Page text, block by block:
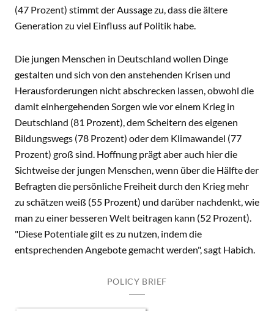
(47 Prozent) stimmt der Aussage zu, dass die ältere
Generation zu viel Einfluss auf Politik habe.
Die jungen Menschen in Deutschland wollen Dinge
gestalten und sich von den anstehenden Krisen und
Herausforderungen nicht abschrecken lassen, obwohl die
damit einhergehenden Sorgen wie vor einem Krieg in
Deutschland (81 Prozent), dem Scheitern des eigenen
Bildungswegs (78 Prozent) oder dem Klimawandel (77
Prozent) groß sind. Hoffnung prägt aber auch hier die
Sichtweise der jungen Menschen, wenn über die Hälfte der
Befragten die persönliche Freiheit durch den Krieg mehr
zu schätzen weiß (55 Prozent) und darüber nachdenkt, wie
man zu einer besseren Welt beitragen kann (52 Prozent).
"Diese Potentiale gilt es zu nutzen, indem die
entsprechenden Angebote gemacht werden", sagt Habich.
POLICY BRIEF